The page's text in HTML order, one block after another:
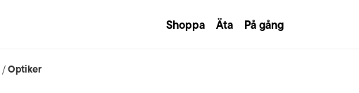
Shoppa Äta På gång
/Optiker